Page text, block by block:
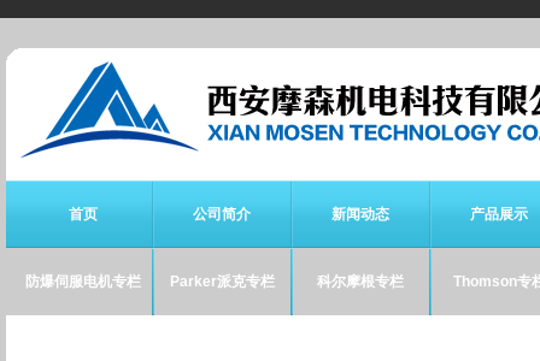
首页 公司简介 新闻动态 产品展示
防爆伺服电机专栏 Parker派克专栏 科尔摩根专栏 Thomson专